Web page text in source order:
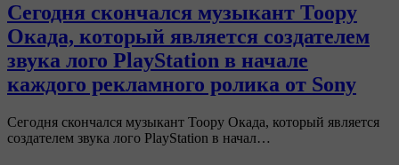
Сегодня скончался музыкант Тоору
Окада, который является создателем
звука лого PlayStation в начале
каждого рекламного ролика от Sony
Сегодня скончался музыкант Тоору Окада, который является
создателем звука лого PlayStation в начал…